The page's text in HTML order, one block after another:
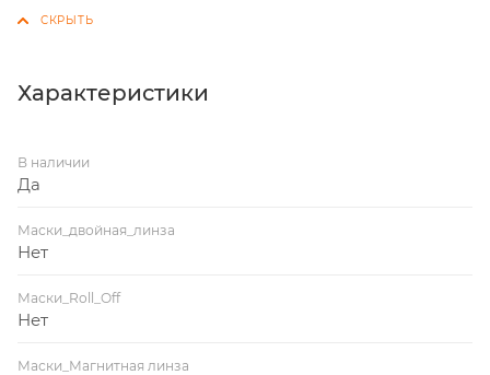
Характеристики
В наличии
Да
Маски_двойная_линза
Нет
Маски_Roll_Off
Нет
Маски_Магнитная линза